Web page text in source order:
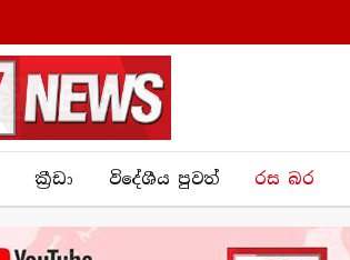
ක්‍රී​ඩා විදේශීය පුවත් රස බ​ර